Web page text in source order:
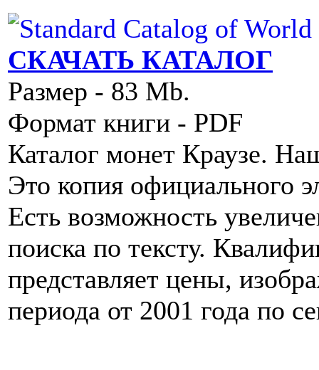
СКАЧАТЬ КАТАЛОГ
Размер - 83 Mb.
Формат книги - PDF
Каталог монет Краузе.
Это копия официального
Есть возможность
поиска по тексту.
представляет цены,
периода от 2001 года по